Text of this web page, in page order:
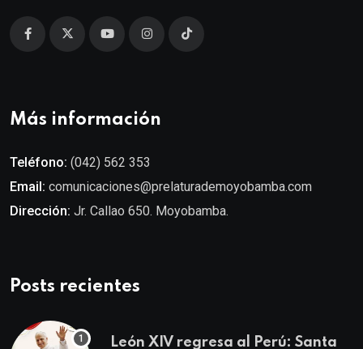
Más información
Teléfono: (042) 562 353
Email: comunicaciones@prelaturademoyobamba.com
Dirección: Jr. Callao 650. Moyobamba.
Posts recientes
León XIV regresa al Perú: Santa